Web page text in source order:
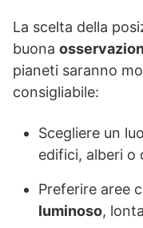
La scelta della
buona
pianeti saranno
consigliabile:
Scegliere un
edifici, alberi o
Preferire aree
luminoso,